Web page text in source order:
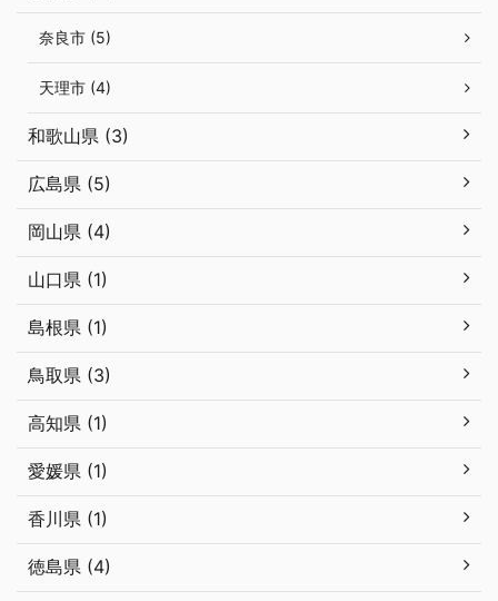
奈良市 (5)
天理市 (4)
和歌山県 (3)
広島県 (5)
岡山県 (4)
山口県 (1)
島根県 (1)
鳥取県 (3)
高知県 (1)
愛媛県 (1)
香川県 (1)
徳島県 (4)